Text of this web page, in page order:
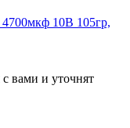
10В 105гр,
вами и уточнят